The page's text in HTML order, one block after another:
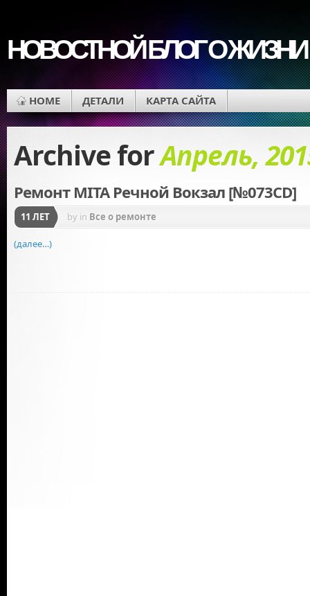
НОВОСТНОЙ БЛОГ О
HOME ДЕТАЛИ КАРТА САЙТА
Archive forАпрель,
Ремонт MITA Речной Вокзал [№073CD]
11 ЛЕТ by in Все о ремонте
(далее…)